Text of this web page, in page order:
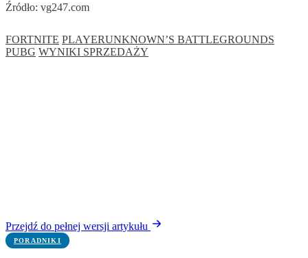
Źródło: vg247.com
FORTNITE PLAYERUNKNOWN’S BATTLEGROUNDS
PUBG WYNIKI SPRZEDAŻY
Przejdź do pełnej wersji artykułu
PORADNIKI